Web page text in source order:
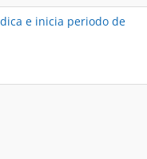
e inicia periodo de